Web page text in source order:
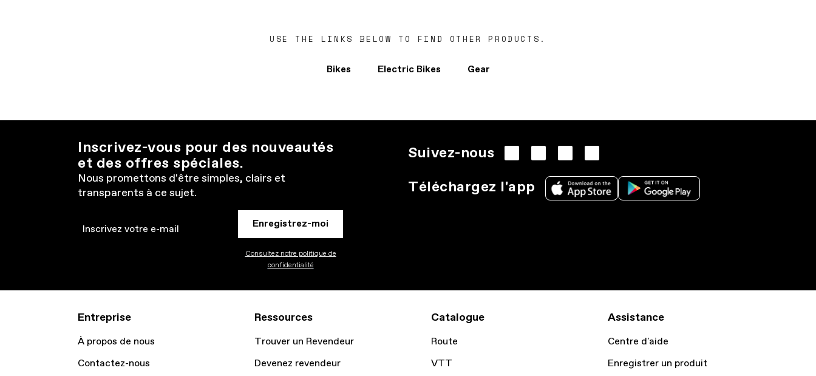
USE THE LINKS BELOW TO FIND OTHER PRODUCTS.
Bikes Electric Bikes Gear
Inscrivez-vous pour des nouveautés
et des offres spéciales.
Nous promettons d'être simples, clairs et
transparents à ce sujet.
Email Enregistrez-moi
Consultez notre politique de
confidentialité
Suivez-nous
Téléchargez l'app
Entreprise
À propos de nous
Contactez-nous
Ressources
Trouver un Revendeur
Devenez revendeur
Catalogue
Route
VTT
Assistance
Centre d'aide
Enregistrer un produit